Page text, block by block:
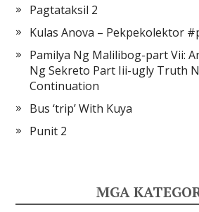
Pagtataksil 2
Kulas Anova – Pekpekolektor
Pamilya Ng Malilibog-part Vii:
Ng Sekreto Part Iii-ugly Truth
Continuation
Bus ‘trip’ With Kuya
Punit 2
MGA